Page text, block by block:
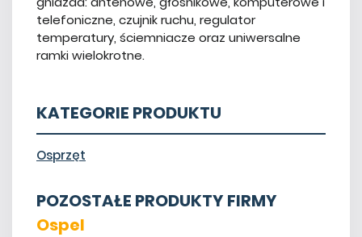
telefoniczne, czujnik ruchu, regulator
temperatury, ściemniacze oraz uniwersalne
ramki wielokrotne.
KATEGORIE PRODUKTU
Osprzęt
POZOSTAŁE PRODUKTY FIRMY
Ospel